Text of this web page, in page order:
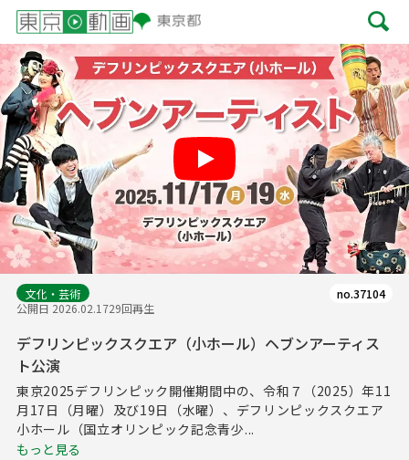
Play
文化・芸術
公開日 2026.02.1729回再生
no.37104
デフリンピックスクエア（小ホール）ヘブンアーティス
ト公演
東京2025デフリンピック開催期間中の、令和７（2025）年11
月17日（月曜）及び19日（水曜）、デフリンピックスクエア
小ホール（国立オリンピック記念青少...
もっと見る